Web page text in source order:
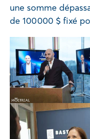
une somme
de 100 000 $ fixé